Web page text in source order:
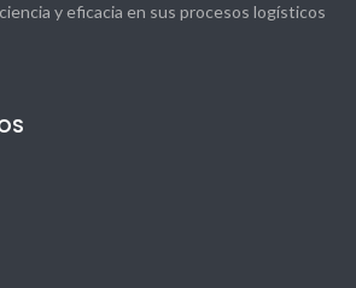
y eficacia en sus procesos logísticos